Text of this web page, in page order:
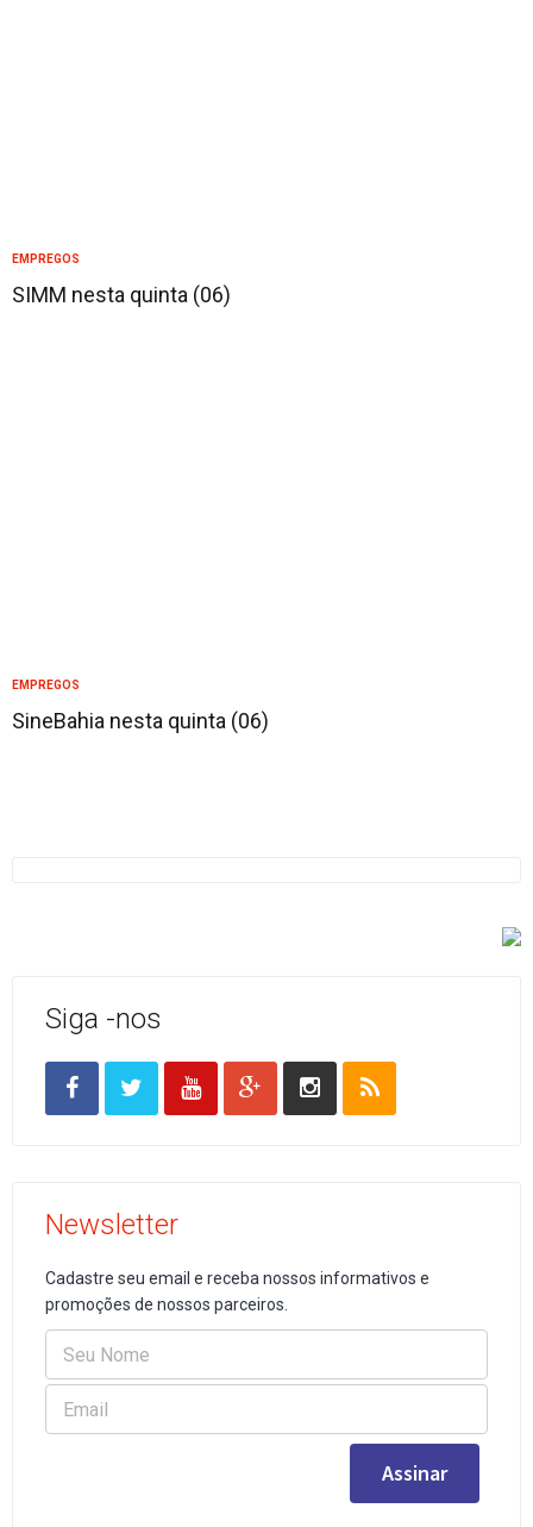
EMPREGOS
SIMM nesta quinta (06)
EMPREGOS
SineBahia nesta quinta (06)
Siga -nos
Newsletter
Cadastre seu email e receba nossos informativos e
promoções de nossos parceiros.